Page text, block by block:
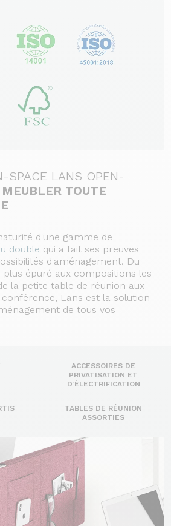
SPACE LANS OPEN-
MEUBLER TOUTE
d'une gamme de
double qui a fait ses preuves
d'aménagement. Du
plus épuré aux compositions les
la petite table de réunion aux
conférence, Lans est la solution
de tous vos
ACCESSOIRES DE
PRIVATISATION ET
D’ÉLECTRIFICATION
TABLES DE RÉUNION
ASSORTIES